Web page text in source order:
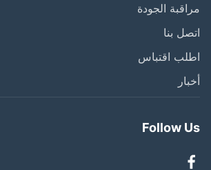
الجودة
بنا
اقتباس
Follow